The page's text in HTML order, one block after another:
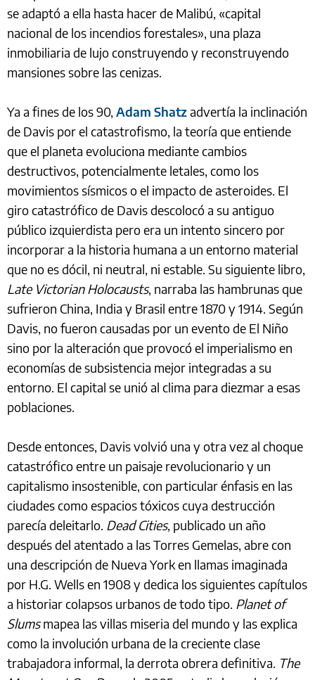
se adaptó a ella hasta hacer de Malibú, «capital
nacional de los incendios forestales», una plaza
inmobiliaria de lujo construyendo y reconstruyendo
mansiones sobre las cenizas.
Ya a fines de los 90, Adam Shatzadvertía la inclinación
de Davis por el catastrofismo, la teoría que entiende
que el planeta evoluciona mediante cambios
destructivos, potencialmente letales, como los
movimientos sísmicos o el impacto de asteroides. El
giro catastrófico de Davis descolocó a su antiguo
público izquierdista pero era un intento sincero por
incorporar a la historia humana a un entorno material
que no es dócil, ni neutral, ni estable. Su siguiente libro,
Late Victorian Holocausts, narraba las hambrunas que
sufrieron China, India y Brasil entre 1870 y 1914. Según
Davis, no fueron causadas por un evento de El Niño
sino por la alteración que provocó el imperialismo en
economías de subsistencia mejor integradas a su
entorno. El capital se unió al clima para diezmar a esas
poblaciones.
Desde entonces, Davis volvió una y otra vez al choque
catastrófico entre un paisaje revolucionario y un
capitalismo insostenible, con particular énfasis en las
ciudades como espacios tóxicos cuya destrucción
parecía deleitarlo. Dead Cities, publicado un año
después del atentado a las Torres Gemelas, abre con
una descripción de Nueva York en llamas imaginada
por H.G. Wells en 1908 y dedica los siguientes capítulos
a historiar colapsos urbanos de todo tipo. Planet of
Slumsmapea las villas miseria del mundo y las explica
como la involución urbana de la creciente clase
trabajadora informal, la derrota obrera definitiva. The